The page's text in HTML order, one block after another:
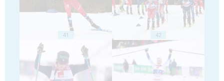
41 42